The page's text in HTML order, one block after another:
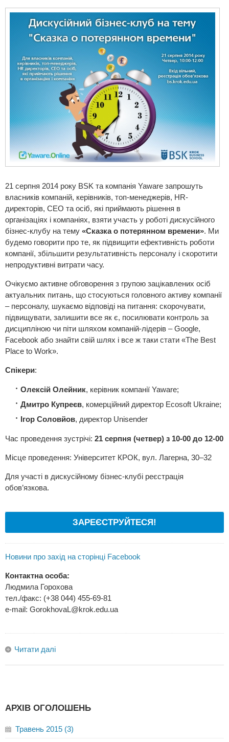
21 серпня 2014 року BSK та компанія Yaware запрошуть
власників компаній, керівників, топ-менеджерів, HR-
директорів, СЕО та осіб, які приймають рішення в
організаціях і компаніях, взяти участь у роботі дискусійного
бізнес-клубу на тему «Сказка о потерянном времени». Ми
будемо говорити про те, як підвищити ефективність роботи
компанії, збільшити результативність персоналу і скоротити
непродуктивні витрати часу.
Очікуємо активне обговорення з групою зацікавлених осіб
актуальних питань, що стосуються головного активу компанії
– персоналу, шукаємо відповіді на питання: скорочувати,
підвищувати, залишити все як є, посилювати контроль за
дисципліною чи піти шляхом компаній-лідерів – Google,
Facebook або знайти свій шлях і все ж таки стати «The Best
Place to Work».
Спікери:
Олексій Олейник, керівник компанії Yaware;
Дмитро Купреєв, комерційний директор Ecosoft Ukraine;
Ігор Соловйов, директор Unisender
Час проведення зустрічі: 21 серпня (четвер) з 10-00 до 12-00
Місце проведення: Університет КРОК, вул. Лагерна, 30–32
Для участі в дискусійному бізнес-клубі реєстрація
обов’язкова.
ЗАРЕЄСТРУЙТЕСЯ!
Новини про захід на сторінці Facebook
Контактна особа:
Людмила Горохова
тел./факс: (+38 044) 455-69-81
e-mail: GorokhovaL@krok.edu.ua
Читати далі
АРХІВ ОГОЛОШЕНЬ
Травень 2015 (3)